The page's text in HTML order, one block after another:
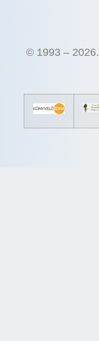
© 1993 – 2026.